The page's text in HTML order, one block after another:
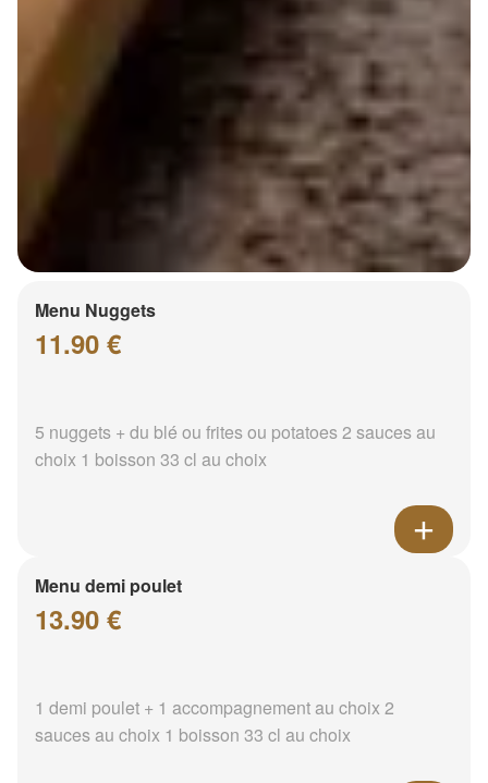
Menu Nuggets
11.90 €
5 nuggets + du blé ou frites ou potatoes 2 sauces au
choix 1 boisson 33 cl au choix
Menu demi poulet
13.90 €
1 demi poulet + 1 accompagnement au choix 2
sauces au choix 1 boisson 33 cl au choix